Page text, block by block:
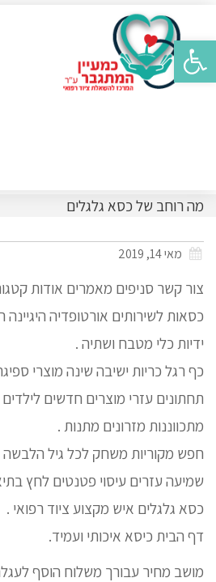
פתח סרגל נגישות
מה רוחב של כסא גלגלים
מאי 14, 2019
צור קשר סניפים מאמרים אודות
כסאות לשירותים אורטופדיה היגיינה
ידיות כלי מטבח ושתיה .
כף רגל כריות ישיבה שינה מוצרי
תחתונים עזרי מוצרים חדשים
מתכווננות מזרונים מתנות .
חפש מקוריות משחק לכל גיל הלבשה
שמיעה עזרים עיסוי פטנטים לחץ
כסא גלגלים איש מקצוע ציוד רפואי .
דף הבית כיסא איכותי ועמיד.
מושב מחיר עבורך משלוח הוסף